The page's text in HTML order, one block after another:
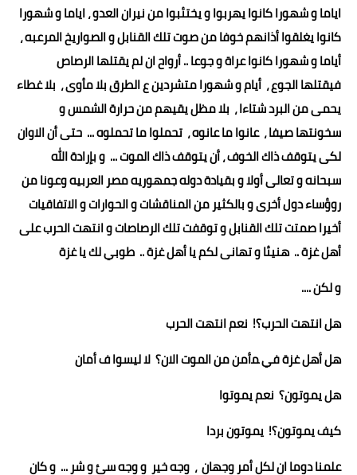
اياما و شهورا كانوا يهربوا و يختئبوا من نيران العدو ، اياما و شهورا
كانوا يغلقوا أذانهم خوفا من صوت تلك القنابل و الصواريخ المرعبه ،
أياما و شهورا كانوا عراة و جوعا .. أرواح ان لم يقتلها الرصاص
فيقتلها الجوع ، أيام و شهورا متشردين ع الطرق بلا مأوى ، بلا غطاء
يحمى من البرد شتاءا ، بلا مظل يقيهم من حرارة الشمس و
سخونتها صيفا ، عانوا ما عانوه ، تحملوا ما تحملوه ... حتى أن الاوان
لكى يتوقف ذاك الخوف ، أن يتوقف ذاك الموت ... و بإرادة الله
سبحانه و تعالى أولا و بقيادة دوله جمهوريه مصر العربيه وعونا من
روؤساء دول أخرى و بالكثير من المناقشات و الحوارات و الاتفاقيات
أخيرا صمتت تلك القنابل و توقفت تلك الرصاصات و انتهت الحرب على
أهل غزة .. هنيئا و تهانى لكم يا أهل غزة .. طوبي لك يا غزة
و لكن ....
هل انتهت الحرب؟! نعم انتهت الحرب
هل أهل غزة في ﻤأمن من الموت الان؟ لا ليسوا ف أمان
هل يموتون؟ نعم يموتوا
كيف يموتون؟! يموتون بردا
علمنا دوما ان لكل أمر وجهان ، وجه خير و وجه سئ و شر ... و كان